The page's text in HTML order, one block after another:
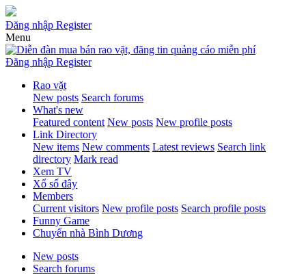
Đăng nhập Register
Menu
Đăng nhập Register
Rao vặt
New posts Search forums
What's new
Featured content New posts New profile posts
Link Directory
New items New comments Latest reviews Search link
directory Mark read
Xem TV
Xổ số đây
Members
Current visitors New profile posts Search profile posts
Funny Game
Chuyển nhà Bình Dương
New posts
Search forums